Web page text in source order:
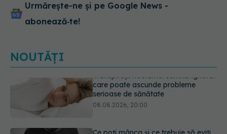
Urmărește-ne și pe Google News -
abonează‑te!
NOUTĂȚI
Ce poți mânca și ce trebuie să eviți
dacă ai gastrită: exemplu de meniu
care reduce inflamația stomacului